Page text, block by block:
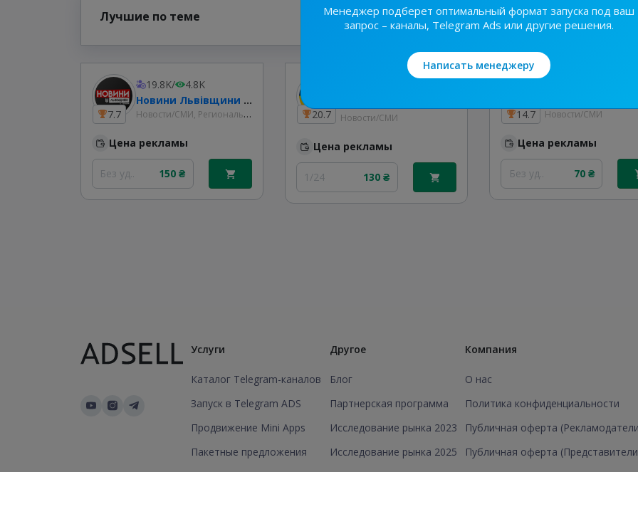
Лучшие по теме
7.7
19.8K/
4.8K
Новини Львівщини та України
Новости/СМИ, Региональные
Цена рекламы
Без уд.. 150 ₴
20.7 Новости/СМИ
Цена рекламы
1/24 130 ₴
14.7 Новости/СМИ
Цена рекламы
Без уд.. 70 ₴
Услуги
Каталог Telegram-каналов
Запуск в Telegram ADS
Продвижение Mini Apps
Пакетные предложения
Добавить канал/группу
Другое
Блог
Партнерская программа
Исследование рынка 2023
Исследование рынка 2025
Компания
О нас
Политика конфиденциальности
Публичная оферта
Публичная оферта
Менеджер подберет оптимальный формат запуска под ваш
запрос – каналы, Telegram Ads или другие решения.
Написать менеджеру